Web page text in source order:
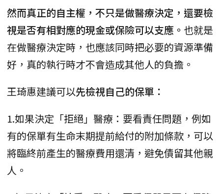
然而真正的自主權，不只是做醫療決定，還要檢
視是否有相對應的現金或保險可以支應。 也就是
在做醫療決定時，也應該同時把必要的資源準備
好，真的執行時才不會造成其他人的負擔。
王琦惠建議可以先檢視自己的保單：
1.如果決定「拒絕」醫療：要看責任問題，例如
有的保單有生命末期提前給付的附加條款，可以
將臨終前產生的醫療費用還清，避免債留其他親
人。